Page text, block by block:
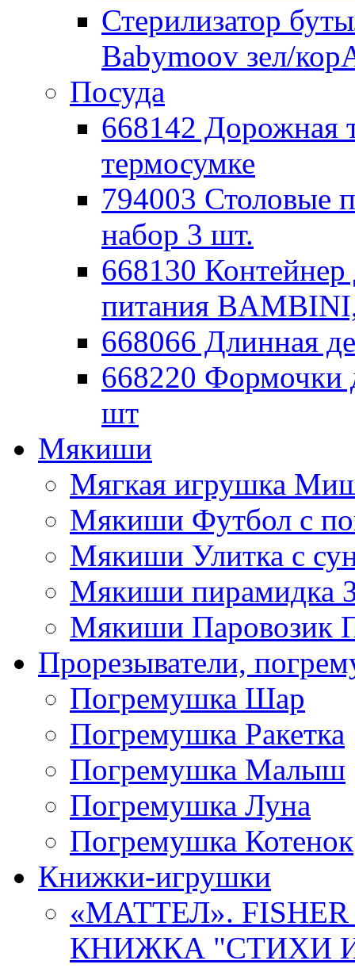
Стерилизатор
Babymoov зел/
Посуда
668142 Дорожная
термосумке
794003 Столовые
набор 3 шт.
668130 Контейнер
питания
668066 Длинная
668220 Формочки
шт
Мякиши
Мягкая игрушка
Мякиши Футбол с
Мякиши Улитка с
Мякиши пирамидка
Мякиши Паровозик
Прорезыватели,
Погремушка Шар
Погремушка Ракетка
Погремушка Малыш
Погремушка Луна
Погремушка Котенок
Книжки-игрушки
«МАТТЕЛ».
КНИЖКА "СТИХИ И